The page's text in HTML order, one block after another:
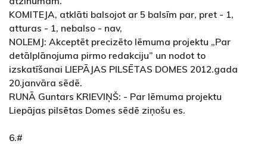
KOMITEJA, atklāti balsojot ar 5 balsīm par, pret - 1,
atturas - 1, nebalso - nav,
NOLEMJ: Akceptēt precizēto lēmuma projektu „Par
detālplānojuma pirmo redakciju” un nodot to
izskatīšanai LIEPĀJAS PILSĒTAS DOMES 2012.gada
20.janvāra sēdē.
RUNĀ Guntars KRIEVIŅŠ: - Par lēmuma projektu
Liepājas pilsētas Domes sēdē ziņošu es.
6.#